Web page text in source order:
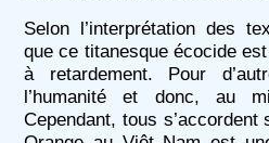
Selon l’interprétation des
que ce titanesque écocide
à retardement. Pour
l’humanité et donc, au
Cependant, tous s’accordent